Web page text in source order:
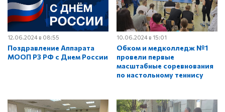
12.06.2024 в 08:55
Поздравление Аппарата
МООП РЗ РФ с Днем России
10.06.2024 в 15:01
Обком и медколледж №1
провели первые
масштабные соревнования
по настольному теннису